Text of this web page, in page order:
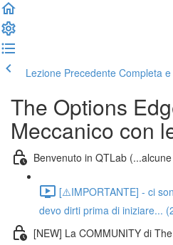
Lezione Precedente Completa
The Options
Meccanico con
Benvenuto in QTLab
[⚠️IMPORTANTE] - ci
devo dirti prima di iniziare...
[NEW] La COMMUNITY di